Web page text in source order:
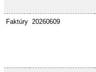
Faktúry 20260609